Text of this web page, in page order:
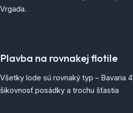
Vrgada.
Plavba na rovnakej flotile
Všetky lode sú rovnaký typ – Bavaria
šikovnosť posádky a trochu šťastia